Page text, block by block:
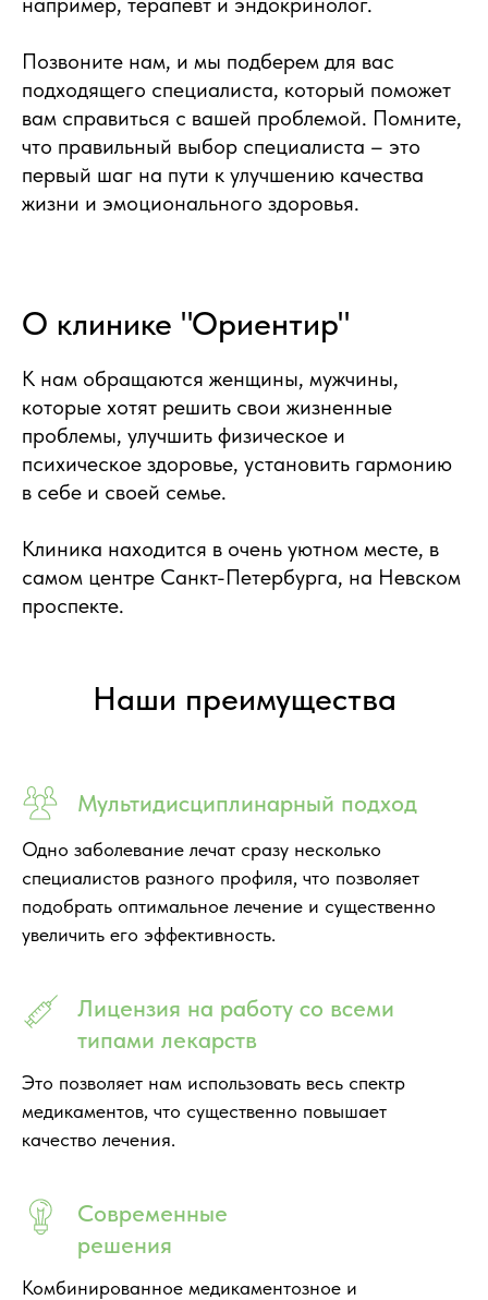
Позвоните нам, и мы подберем для вас
подходящего специалиста, который поможет
вам справиться с вашей проблемой. Помните,
что правильный выбор специалиста – это
первый шаг на пути к улучшению качества
жизни и эмоционального здоровья.
О клинике "Ориентир"
К нам обращаются женщины, мужчины,
которые хотят решить свои жизненные
проблемы, улучшить физическое и
психическое здоровье, установить гармонию
в себе и своей семье.
Клиника находится в очень уютном месте, в
самом центре Санкт-Петербурга, на Невском
проспекте.
Наши преимущества
Мультидисциплинарный подход
Одно заболевание лечат сразу несколько
специалистов разного профиля, что позволяет
подобрать оптимальное лечение и существенно
увеличить его эффективность.
Лицензия на работу со всеми
типами лекарств
Это позволяет нам использовать весь спектр
медикаментов, что существенно повышает
качество лечения.
Современные
решения
Комбинированное медикаментозное и